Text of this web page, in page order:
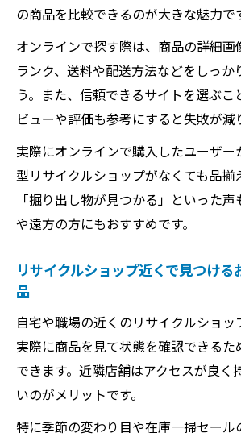
の商品を比較できるのが大きな魅力で
オンラインで探す際は、商品の詳細
ランク、送料や配送方法などをしっか
う。また、信頼できるサイトを選ぶこ
ビューや評価も参考にすると失敗が減
実際にオンラインで購入したユーザー
型リサイクルショップがなくても品揃
「掘り出し物が見つかる」といった
や遠方の方にもおすすめです。
リサイクルショップ近くで見つける
品
自宅や職場の近くのリサイクルショッ
実際に商品を見て状態を確認できるた
できます。近隣店舗はアクセスが良く
いのがメリットです。
特に季節の変わり目や在庫一掃セール